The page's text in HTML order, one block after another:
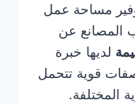
مساحة عمل
المصانع عن
لديها خبرة
قوية تتحمل
المختلفة.